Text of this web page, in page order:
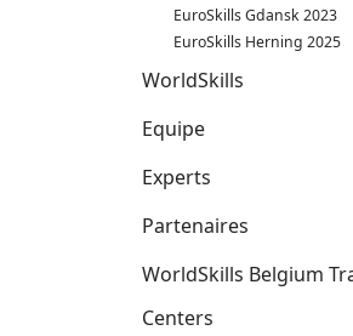
EuroSkills Gdansk 2023
EuroSkills Herning 2025
WorldSkills
Equipe
Experts
Partenaires
WorldSkills Belgium
Centers